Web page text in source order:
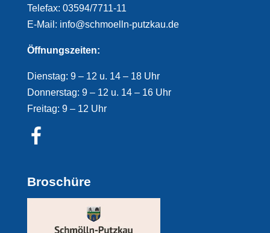
Telefax: 03594/7711-11
E-Mail: info@schmoelln-putzkau.de
Öffnungszeiten:
Dienstag: 9 – 12 u. 14 – 18 Uhr
Donnerstag: 9 – 12 u. 14 – 16 Uhr
Freitag: 9 – 12 Uhr
Broschüre